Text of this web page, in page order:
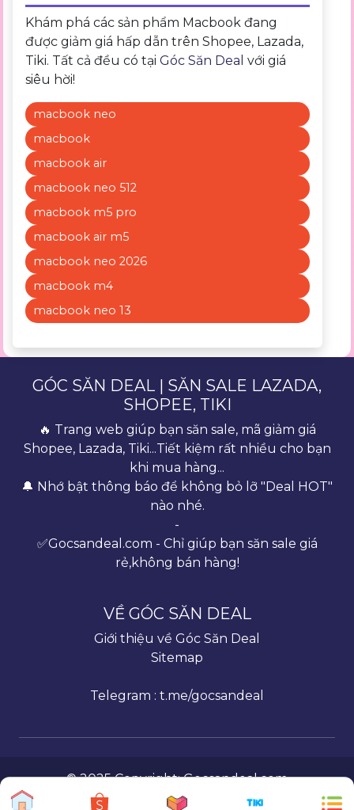
Khám phá các sản phẩm Macbook đang
được giảm giá hấp dẫn trên Shopee, Lazada,
Tiki. Tất cả đều có tạiGóc Săn Deal với giá
siêu hời!
macbook neo
macbook
macbook air
macbook neo 512
macbook m5 pro
macbook air m5
macbook neo 2026
macbook m4
macbook neo 13
GÓC SĂN DEAL | SĂN SALE LAZADA,
SHOPEE, TIKI
🔥 Trang web giúp bạn săn sale, mã giảm giá
Shopee, Lazada, Tiki...Tiết kiệm rất nhiều cho bạn
khi mua hàng...
🔔 Nhớ bật thông báo để không bỏ lỡ "Deal HOT"
nào nhé.
-
✅Gocsandeal.com - Chỉ giúp bạn săn sale giá
rẻ,không bán hàng!
VỀ GÓC SĂN DEAL
Giới thiệu về Góc Săn Deal
Sitemap
Telegram : t.me/gocsandeal
© 2025 Copyright:Gocsandeal.com